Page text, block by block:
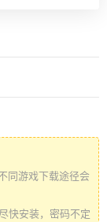
同游戏下载途径会
快安装，密码不定